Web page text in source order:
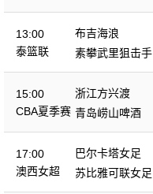
13:00
泰篮联
布吉海浪
素攀武里狙击手
15:00
CBA夏季赛
浙江方兴渡
青岛崂山啤酒
17:00
澳西女超
巴尔卡塔女足
苏比雅可联女足